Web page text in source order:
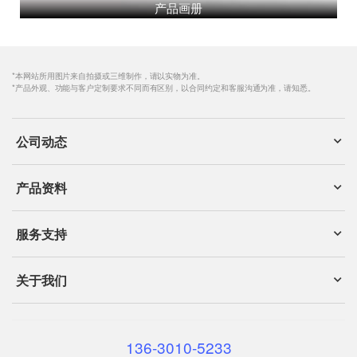
产品画册
*本网站所用图片来自拍摄或三维制作，请以实物为准。
*产品外观、功能与客户定制要求不同而有区别，以合同约定和客服沟通为准，请知悉。
公司动态
产品资料
服务支持
关于我们
136-3010-5233